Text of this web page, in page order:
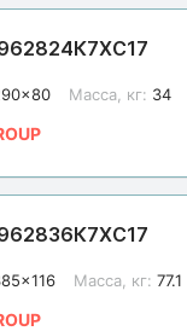
Масса, кг: 34
Масса, кг: 77.1